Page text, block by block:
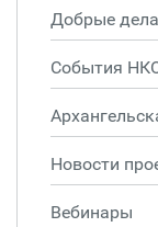
Добрые дела
События
Новости
Вебинары